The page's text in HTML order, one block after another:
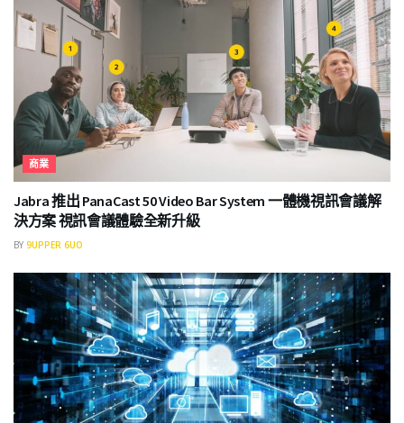
商業
Jabra 推出 PanaCast 50 Video Bar System 一體機視訊會議解
決方案 視訊會議體驗全新升級
BY 9UPPER 6UO